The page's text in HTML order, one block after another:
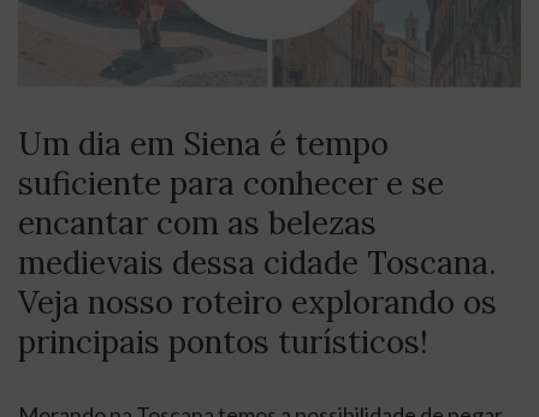
Um dia em Siena é tempo
suficiente para conhecer e se
encantar com as belezas
medievais dessa cidade Toscana.
Veja nosso roteiro explorando os
principais pontos turísticos!